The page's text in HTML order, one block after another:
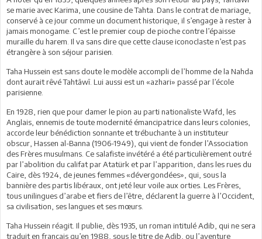
se marie avec Karima, une cousine de Tahta. Dans le contrat de mariage,
conservé à ce jour comme un document historique, il s’engage à rester à
jamais monogame. C’est le premier coup de pioche contre l’épaisse
muraille du harem. Il va sans dire que cette clause iconoclaste n’est pas
étrangère à son séjour parisien.
Taha Hussein est sans doute le modèle accompli de l’homme de la Nahda
dont aurait rêvé Tahtâwî. Lui aussi est un «azhari» passé par l’école
parisienne.
En 1928, rien que pour damer le pion au parti nationaliste Wafd, les
Anglais, ennemis de toute modernité émancipatrice dans leurs colonies,
accorde leur bénédiction sonnante et trébuchante à un instituteur
obscur, Hassen al-Banna (1906-1949), qui vient de fonder l’Association
des Frères musulmans. Ce salafiste invétéré a été particulièrement outré
par l’abolition du califat par Atatürk et par l’apparition, dans les rues du
Caire, dès 1924, de jeunes femmes «dévergondées», qui, sous la
bannière des partis libéraux, ont jeté leur voile aux orties. Les Frères,
tous unilingues d’arabe et fiers de l’être, déclarent la guerre à l’Occident,
sa civilisation, ses langues et ses mœurs.
Taha Hussein réagit. Il publie, dès 1935, un roman intitulé Adib, qui ne sera
traduit en français qu’en 1988, sous le titre de Adib, ou l’aventure